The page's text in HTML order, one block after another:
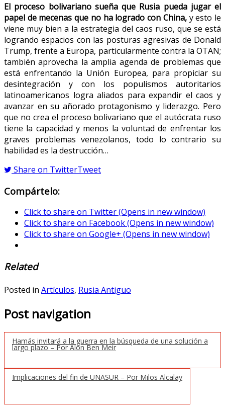
El proceso bolivariano sueña que Rusia pueda jugar el
papel de mecenas que no ha logrado con China,y esto le
viene muy bien a la estrategia del caos ruso, que se está
logrando espacios con las posturas agresivas de Donald
Trump, frente a Europa, particularmente contra la OTAN;
también aprovecha la amplia agenda de problemas que
está enfrentando la Unión Europea, para propiciar su
desintegración y con los populismos autoritarios
latinoamericanos logra aliados para expandir el caos y
avanzar en su añorado protagonismo y liderazgo. Pero
que no crea el proceso bolivariano que el autócrata ruso
tiene la capacidad y menos la voluntad de enfrentar los
graves problemas venezolanos, todo lo contrario su
habilidad es la destrucción…
Share on TwitterTweet
Compártelo:
Click to share on Twitter (Opens in new window)
Click to share on Facebook (Opens in new window)
Click to share on Google+ (Opens in new window)
Related
Posted in Artículos, Rusia Antiguo
Post navigation
Hamás invitará a la guerra en la búsqueda de una solución a
largo plazo – Por Alon Ben Meir
Implicaciones del fin de UNASUR – Por Milos Alcalay